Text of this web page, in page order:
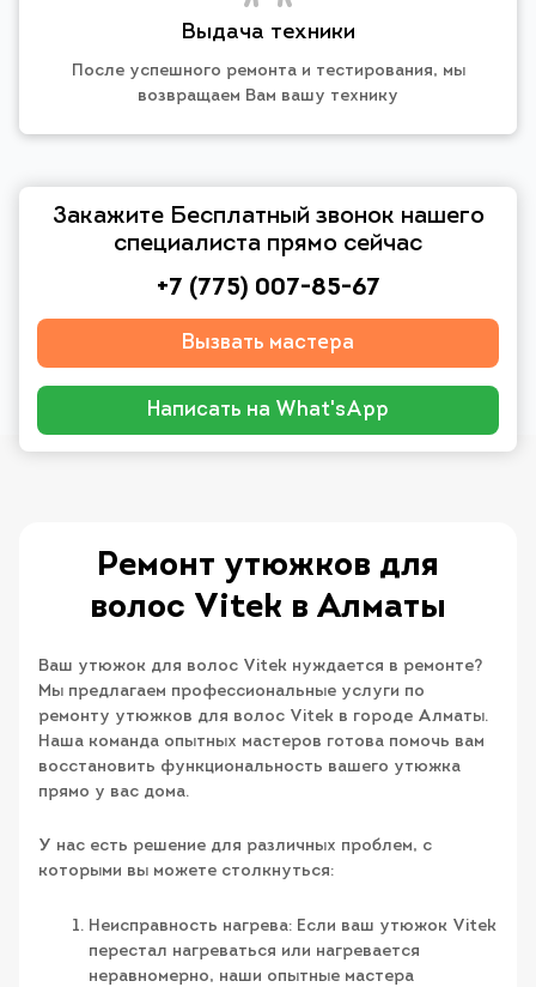
Выдача техники
После успешного ремонта и тестирования, мы
возвращаем Вам вашу технику
Закажите Бесплатный звонок нашего
специалиста прямо сейчас
+7 (775) 007-85-67
Вызвать мастера
Написать на What'sApp
Ремонт утюжков для
волос Vitek в Алматы
Ваш утюжок для волос Vitek нуждается в ремонте?
Мы предлагаем профессиональные услуги по
ремонту утюжков для волос Vitek в городе Алматы.
Наша команда опытных мастеров готова помочь вам
восстановить функциональность вашего утюжка
прямо у вас дома.
У нас есть решение для различных проблем, с
которыми вы можете столкнуться:
Неисправность нагрева: Если ваш утюжок Vitek
перестал нагреваться или нагревается
неравномерно, наши опытные мастера